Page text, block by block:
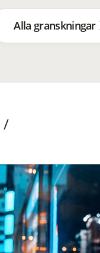
Alla granskningar